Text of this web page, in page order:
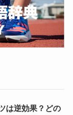
は逆効果？どの